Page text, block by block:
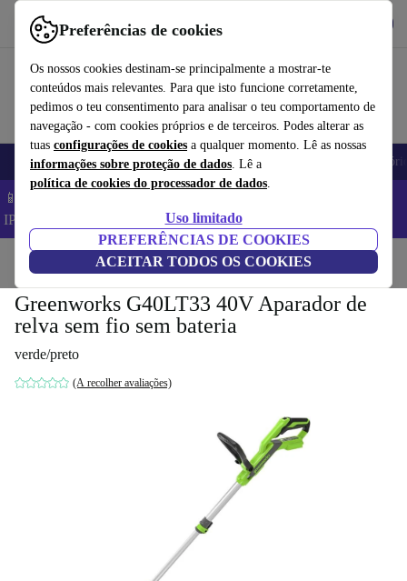
Preferências de cookies
Os nossos cookies destinam-se principalmente a mostrar-te
conteúdos mais relevantes. Para que isto funcione corretamente,
pedimos o teu consentimento para analisar o teu comportamento de
navegação - com cookies próprios e de terceiros. Podes alterar as
tuas configurações de cookies a qualquer momento. Lê as nossas
informações sobre proteção de dados. Lê a
política de cookies do processador de dados.
Uso limitado
PREFERÊNCIAS DE COOKIES
ACEITAR TODOS OS COOKIES
Use o refurbed de forma rápida e fácil
Telemóveis Computadores Portáteis Tablets
📱 Poupa 5% EXTRA em todos os iPhones – Código:
IPHONEDEAL –
Início Jardim Ferramentas de jardim
Greenworks G40LT33 40V Aparador de
relva sem fio sem bateria
verde/preto
(A recolher avaliações)